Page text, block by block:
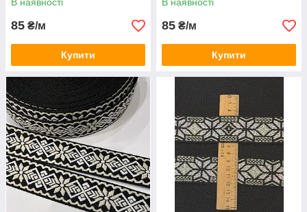
Червоно-чорна
85 ₴/м
Купити
візерунком.
85 ₴/м
Купити